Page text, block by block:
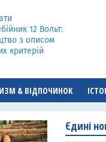
12 Вольт:
з описом
критерій
& ВІДПОЧИНОК
Єдині